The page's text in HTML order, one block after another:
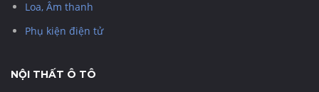
Loa, Âm thanh
Phụ kiện điện tử
NỘI THẤT Ô TÔ